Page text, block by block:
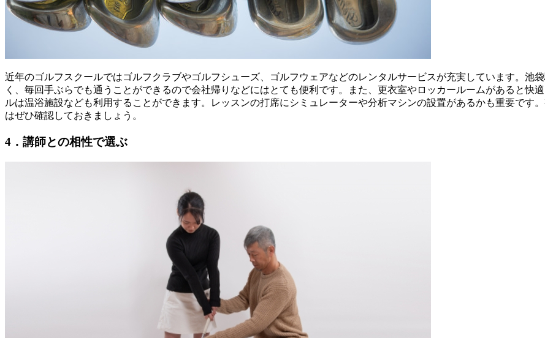
近年のゴルフスクールではゴルフクラブやゴルフシューズ、ゴルフウェアなどのレンタルサービスが充実しています。池
く、毎回手ぶらでも通うことができるので会社帰りなどにはとても便利です。また、更衣室やロッカールームがあると快
ルは温浴施設なども利用することができます。レッスンの打席にシミュレーターや分析マシンの設置があるかも重要です
はぜひ確認しておきましょう。
4．講師との相性で選ぶ